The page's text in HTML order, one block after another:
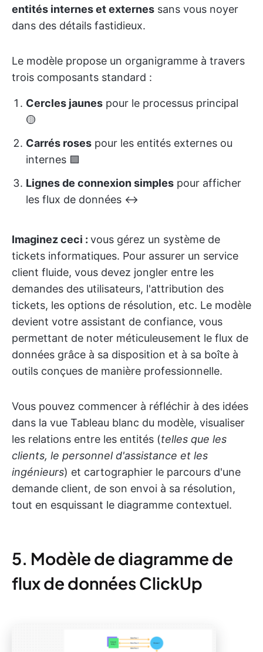
entités internes et externes sans vous noyer
dans des détails fastidieux.
Le modèle propose un organigramme à travers
trois composants standard :
Cercles jaunes pour le processus principal
🟡
Carrés roses pour les entités externes ou
internes 🟪
Lignes de connexion simples pour afficher
les flux de données ↔️
Imaginez ceci : vous gérez un système de
tickets informatiques. Pour assurer un service
client fluide, vous devez jongler entre les
demandes des utilisateurs, l'attribution des
tickets, les options de résolution, etc. Le modèle
devient votre assistant de confiance, vous
permettant de noter méticuleusement le flux de
données grâce à sa disposition et à sa boîte à
outils conçues de manière professionnelle.
Vous pouvez commencer à réfléchir à des idées
dans la vue Tableau blanc du modèle, visualiser
les relations entre les entités (telles que les
clients, le personnel d'assistance et les
ingénieurs) et cartographier le parcours d'une
demande client, de son envoi à sa résolution,
tout en esquissant le diagramme contextuel.
5. Modèle de diagramme de
flux de données ClickUp